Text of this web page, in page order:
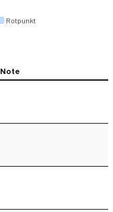
Rotpunkt
Note